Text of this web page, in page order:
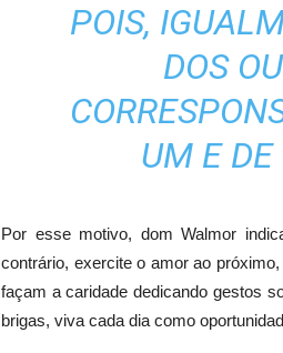
POIS,
DOS
UM E DE
Por esse motivo, dom Walmor
contrário, exercite o amor ao
façam a caridade dedicando gestos
brigas, viva cada dia como